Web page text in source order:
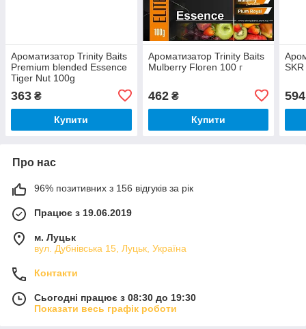
Ароматизатор Trinity Baits
Premium blended Essence
Tiger Nut 100g
363 ₴
Купити
Ароматизатор Trinity Baits
Mulberry Floren 100 г
462₴
Купити
SKR
594
Про нас
96% позитивних з 156 відгуків за рік
Працює з 19.06.2019
м. Луцьк
вул. Дубнівська 15, Луцьк, Україна
Контакти
Сьогодні працює з 08:30 до 19:30
Показати весь графік роботи